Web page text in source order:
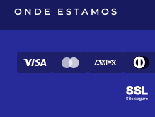
ONDE ESTAMOS